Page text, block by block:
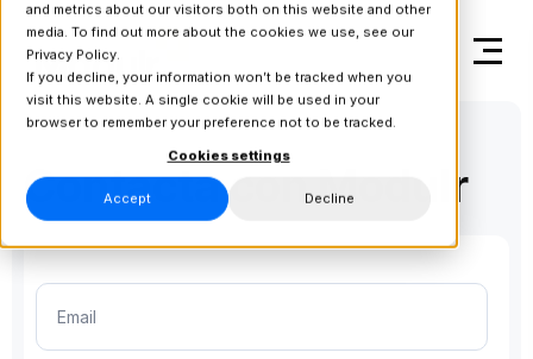
and metrics about our visitors both on this website and other
media. To find out more about the cookies we use, see our
Privacy Policy.
If you decline, your information won’t be tracked when you
visit this website. A single cookie will be used in your
browser to remember your preference not to be tracked.
Cookies settings
Accept Decline
Contacta con Modulr